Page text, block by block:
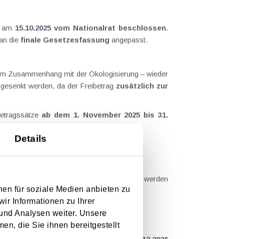
Details
für soziale Medien anbieten zu
Informationen zu Ihrer
Analysen weiter. Unsere
die Sie ihnen bereitgestellt
15.10.2025 vom Nationalrat beschlossen.
die finale Gesetzesfassung angepasst.
Zusammenhang mit der Ökologisierung – wieder
werden, da der Freibetrag zusätzlich zur
ab dem 1. November 2025 bis 31.
Anlagevermögens,
Investitionen.
€ pro Wirtschaftsjahr
geltend gemacht werden